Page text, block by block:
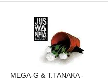
MEGA-G & T.TANAKA -